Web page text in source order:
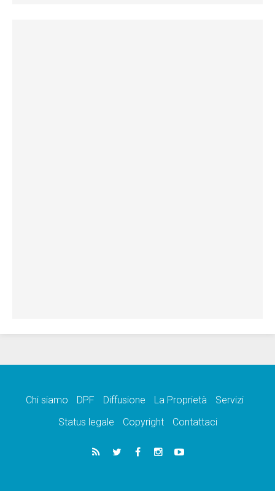
Chi siamo DPF Diffusione La Proprietà
Servizi
Status legale
Copyright Contattaci